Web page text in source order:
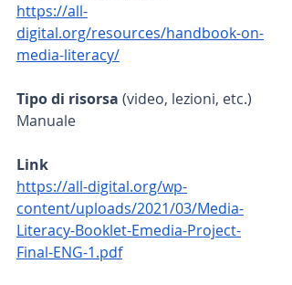
https://all-
digital.org/resources/handbook-on-
media-literacy/
Tipo di risorsa (video, lezioni, etc.)
Manuale
Link
https://all-digital.org/wp-
content/uploads/2021/03/Media-
Literacy-Booklet-Emedia-Project-
Final-ENG-1.pdf